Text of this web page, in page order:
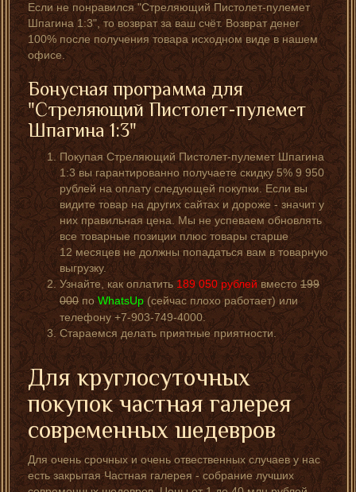
Если не понравился "Стреляющий Пистолет-пулемет
Шпагина 1:3", то возврат за ваш счёт. Возврат денег
100% после получения товара исходном виде в нашем
офисе.
Бонусная программа для
"Стреляющий Пистолет-пулемет
Шпагина 1:3"
Покупая Стреляющий Пистолет-пулемет Шпагина
1:3 вы гарантированно получаете скидку 5% 9 950
рублей на оплату следующей покупки. Если вы
видите товар на других сайтах и дороже - значит у
них правильная цена. Мы не успеваем обновлять
все товарные позиции плюс товары старше
12 месяцев не должны попадаться вам в товарную
выгрузку.
Узнайте, как оплатить189 050 рублейвместо199
000поWhatsUp (сейчас плохо работает) или
телефону +7-903-749-4000.
Стараемся делать приятные приятности.
Для круглосуточных
покупок частная галерея
современных шедевров
Для очень срочных и очень отвественных случаев у нас
есть закрытая Частная галерея - собрание лучших